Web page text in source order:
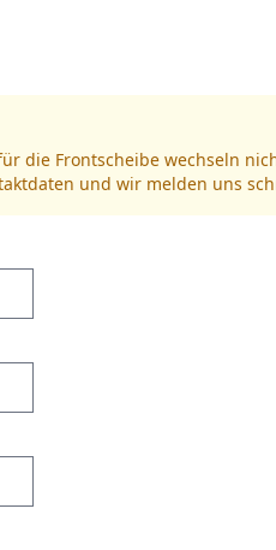
die Frontscheibe wechseln
und wir melden uns